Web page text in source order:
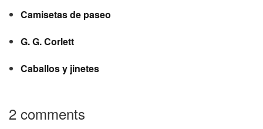
Camisetas de paseo
G. G. Corlett
Caballos y jinetes
2 comments